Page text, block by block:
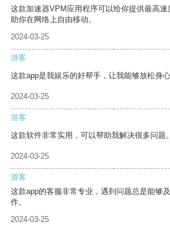
这款加速器VPM应用程序可以给你提供最高
助你在网络上自由移动。
2024-03-25
游客
这款app是我娱乐的好帮手，让我能够放松身
2024-03-25
游客
这款软件非常实用，可以帮助我解决很多问题。
2024-03-25
游客
这款app的客服非常专业，遇到问题总是能够
作。
2024-03-25